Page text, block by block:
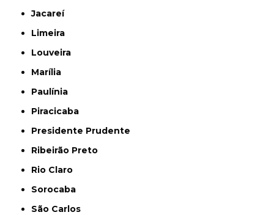
Jacareí
Limeira
Louveira
Marília
Paulínia
Piracicaba
Presidente Prudente
Ribeirão Preto
Rio Claro
Sorocaba
São Carlos